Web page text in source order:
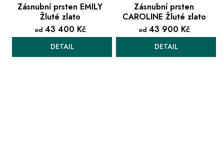
Zásnubní prsten EMILY
Žluté zlato
od43 400 Kč
DETAIL
Zásnubní prsten
CAROLINE Žluté zlato
od43 900 Kč
DETAIL